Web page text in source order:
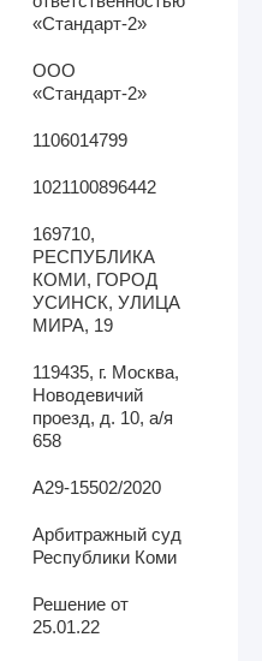
«Стандарт-2»
ООО
«Стандарт-2»
1106014799
1021100896442
169710,
РЕСПУБЛИКА
КОМИ, ГОРОД
УСИНСК, УЛИЦА
МИРА, 19
119435, г. Москва,
Новодевичий
проезд, д. 10, а/я
658
А29-15502/2020
Арбитражный суд
Республики Коми
Решение от
25.01.22